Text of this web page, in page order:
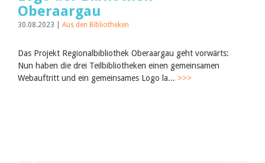
Oberaargau
30.08.2023 | Aus den Bibliotheken
Das Projekt Regionalbibliothek Oberaargau geht vorwärts:
Nun haben die drei Teilbibliotheken einen gemeinsamen
Webauftritt und ein gemeinsames Logo la... >>>